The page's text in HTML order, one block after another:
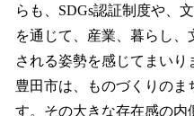
らも、SDGs認証制度や、
を通じて、産業、暮らし、
される姿勢を感じてまいり
豊田市は、ものづくりのま
す。その大きな存在感の内